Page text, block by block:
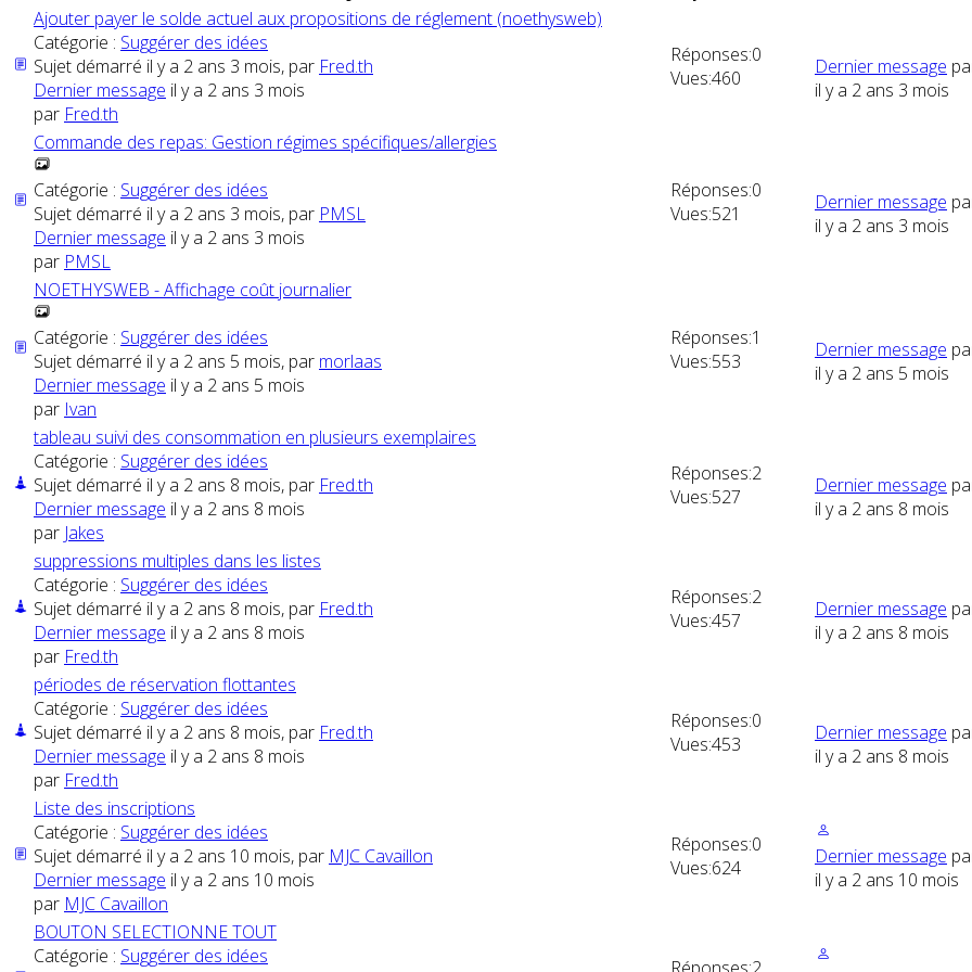
Ajouter payer le solde actuel aux propositions de réglement (noethysweb)
Catégorie : Suggérer des idées
Sujet démarré il y a 2 ans 3 mois, par Fred.th
Dernier message il y a 2 ans 3 mois
par Fred.th
Réponses:0
Vues:460 Dernier message
il y a 2 ans 3 mois
Commande des repas: Gestion régimes spécifiques/allergies
Catégorie : Suggérer des idées
Sujet démarré il y a 2 ans 3 mois, par PMSL
Dernier message il y a 2 ans 3 mois
par PMSL
Réponses:0
Vues:521 Dernier message
il y a 2 ans 3 mois
NOETHYSWEB - Affichage coût journalier
Catégorie : Suggérer des idées
Sujet démarré il y a 2 ans 5 mois, par morlaas
Dernier message il y a 2 ans 5 mois
par Ivan
Réponses:1
Vues:553 Dernier message
il y a 2 ans 5 mois
tableau suivi des consommation en plusieurs exemplaires
Catégorie : Suggérer des idées
Sujet démarré il y a 2 ans 8 mois, par Fred.th
Dernier message il y a 2 ans 8 mois
par Jakes
Réponses:2
Vues:527 Dernier message
il y a 2 ans 8 mois
suppressions multiples dans les listes
Catégorie : Suggérer des idées
Sujet démarré il y a 2 ans 8 mois, par Fred.th
Dernier message il y a 2 ans 8 mois
par Fred.th
Réponses:2
Vues:457 Dernier message
il y a 2 ans 8 mois
périodes de réservation flottantes
Catégorie : Suggérer des idées
Sujet démarré il y a 2 ans 8 mois, par Fred.th
Dernier message il y a 2 ans 8 mois
par Fred.th
Réponses:0
Vues:453 Dernier message
il y a 2 ans 8 mois
Liste des inscriptions
Catégorie : Suggérer des idées
Sujet démarré il y a 2 ans 10 mois, par MJC Cavaillon
Dernier message il y a 2 ans 10 mois
par MJC Cavaillon
Réponses:0
Vues:624 Dernier message
il y a 2 ans 10 mois
BOUTON SELECTIONNE TOUT
Catégorie : Suggérer des idées